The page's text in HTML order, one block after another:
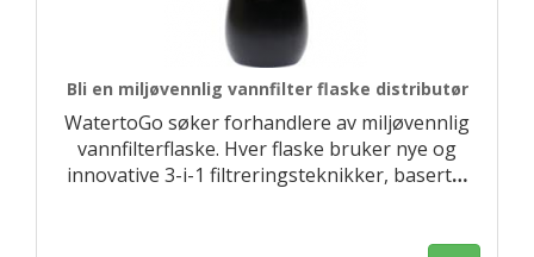
Bli en miljøvennlig vannfilter flaske distributør
WatertoGo søker forhandlere av miljøvennlig
vannfilterflaske. Hver flaske bruker nye og
innovative 3-i-1 filtreringsteknikker, basert…